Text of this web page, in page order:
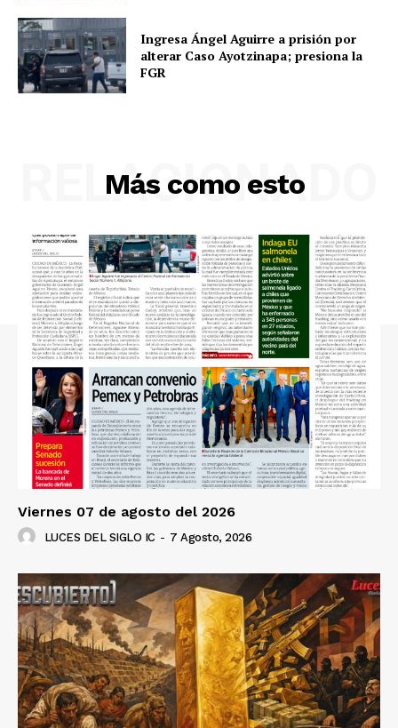
Ingresa Ángel Aguirre a prisión por
alterar Caso Ayotzinapa; presiona la
FGR
Más como esto
RELACIONADO
Viernes 07 de agosto del 2026
LUCES DEL SIGLO IC - 7 Agosto, 2026